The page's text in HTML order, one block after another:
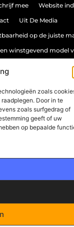
zoals
Door in te
zoals surfgedrag of
geeft of uw
op bepaalde
mee Website
Uit De Media
op de juiste
winstgevend model